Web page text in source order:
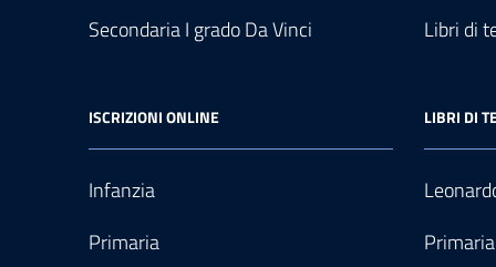
Secondaria I grado Da Vinci
Libri di
ISCRIZIONI ONLINE
Infanzia
Primaria
LIBRI DI